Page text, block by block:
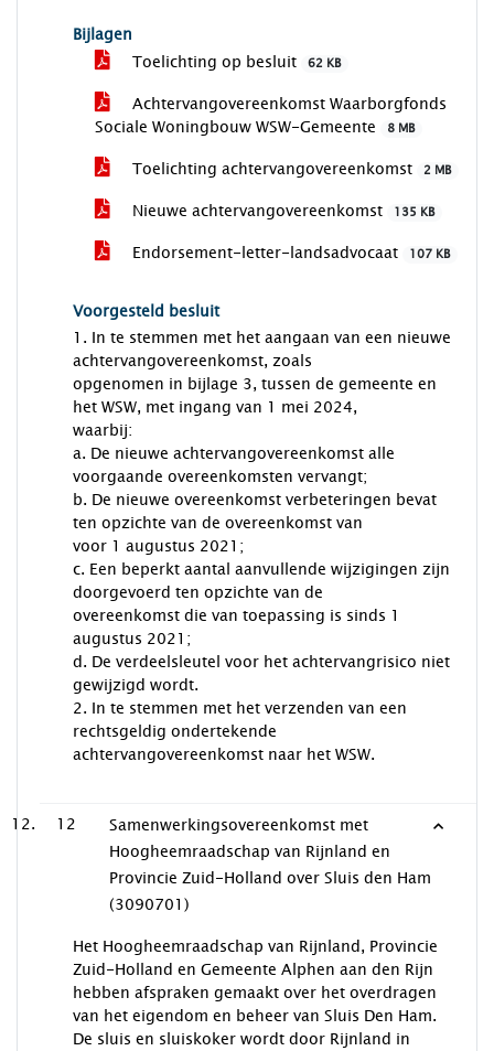
Bijlagen
Toelichting op besluit
62 KB
Achtervangovereenkomst Waarborgfonds
Sociale Woningbouw WSW-Gemeente
8 MB
Toelichting achtervangovereenkomst 2 MB
Nieuwe achtervangovereenkomst 135 KB
Endorsement-letter-landsadvocaat 107 KB
Voorgesteld besluit
1. In te stemmen met het aangaan van een nieuwe
achtervangovereenkomst, zoals
opgenomen in bijlage 3, tussen de gemeente en
het WSW, met ingang van 1 mei 2024,
waarbij:
a. De nieuwe achtervangovereenkomst alle
voorgaande overeenkomsten vervangt;
b. De nieuwe overeenkomst verbeteringen bevat
ten opzichte van de overeenkomst van
voor 1 augustus 2021;
c. Een beperkt aantal aanvullende wijzigingen zijn
doorgevoerd ten opzichte van de
overeenkomst die van toepassing is sinds 1
augustus 2021;
d. De verdeelsleutel voor het achtervangrisico niet
gewijzigd wordt.
2. In te stemmen met het verzenden van een
rechtsgeldig ondertekende
achtervangovereenkomst naar het WSW.
12
Samenwerkingsovereenkomst met
Hoogheemraadschap van Rijnland en
Provincie Zuid-Holland over Sluis den Ham
(3090701)
Het Hoogheemraadschap van Rijnland, Provincie
Zuid-Holland en Gemeente Alphen aan den Rijn
hebben afspraken gemaakt over het overdragen
van het eigendom en beheer van Sluis Den Ham.
De sluis en sluiskoker wordt door Rijnland in